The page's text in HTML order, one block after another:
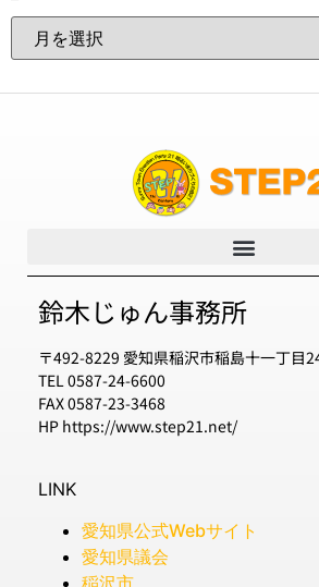
鈴木じゅん事務所
〒492-8229 愛知県稲沢市稲島十一丁目
TEL 0587-24-6600
FAX 0587-23-3468
HP https://www.step21.net/
LINK
愛知県公式Webサイト
愛知県議会
稲沢市